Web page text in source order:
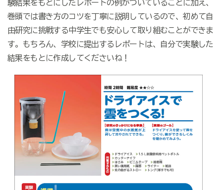
験結果をもとにしたレポートの例がついていることに加え、
巻頭では書き方のコツを丁寧に説明しているので、初めて自
由研究に挑戦する中学生でも安心して取り組むことができま
す。もちろん、学校に提出するレポートは、自分で実験した
結果をもとに作成してくださいね！